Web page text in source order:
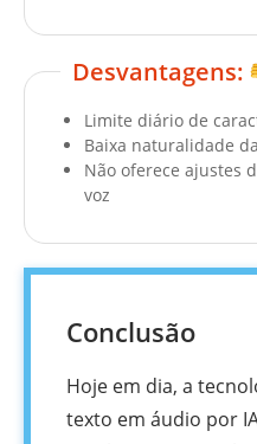
Desvantagens:
Limite diário de
Baixa naturalidade
Não oferece ajustes
voz
Conclusão
Hoje em dia, a
texto em áudio por